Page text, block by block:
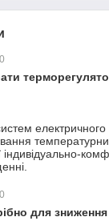
електричного
індивідуально-
для